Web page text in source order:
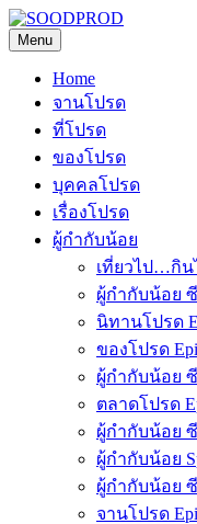
Skip
to
content
SOODPROD
Telling Thai stories with
Menu
Home
จานโปรด
ที่โปรด
ของโปรด
บุคคลโปรด
เรื่องโปรด
ผู้กำกับน้อย
เที่ยวไป…กิน
ผู้กำกับน้อย ซี
นิทานโปรด
ของโปรด
ผู้กำกับน้อย ซี
ตลาดโปรด
ผู้กำกับน้อย
ผู้กำกับน้อย
ผู้กำกับน้อย
จานโปรด